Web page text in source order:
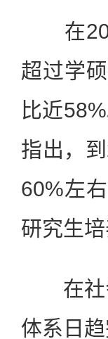
在
超过学
比近
指出，
60%左
研究生
在社会
体系日